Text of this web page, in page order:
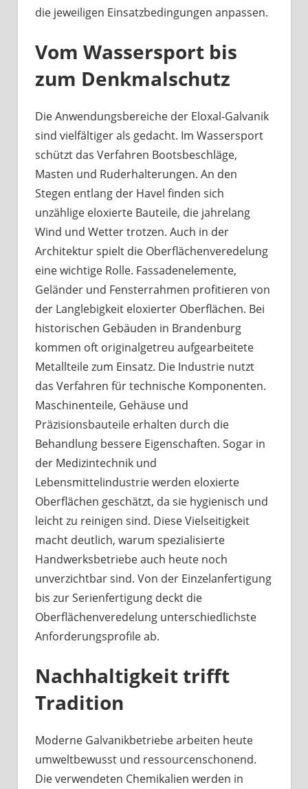
die jeweiligen Einsatzbedingungen anpassen.
Vom Wassersport bis
zum Denkmalschutz
Die Anwendungsbereiche der Eloxal-Galvanik
sind vielfältiger als gedacht. Im Wassersport
schützt das Verfahren Bootsbeschläge,
Masten und Ruderhalterungen. An den
Stegen entlang der Havel finden sich
unzählige eloxierte Bauteile, die jahrelang
Wind und Wetter trotzen. Auch in der
Architektur spielt die Oberflächenveredelung
eine wichtige Rolle. Fassadenelemente,
Geländer und Fensterrahmen profitieren von
der Langlebigkeit eloxierter Oberflächen. Bei
historischen Gebäuden in Brandenburg
kommen oft originalgetreu aufgearbeitete
Metallteile zum Einsatz. Die Industrie nutzt
das Verfahren für technische Komponenten.
Maschinenteile, Gehäuse und
Präzisionsbauteile erhalten durch die
Behandlung bessere Eigenschaften. Sogar in
der Medizintechnik und
Lebensmittelindustrie werden eloxierte
Oberflächen geschätzt, da sie hygienisch und
leicht zu reinigen sind. Diese Vielseitigkeit
macht deutlich, warum spezialisierte
Handwerksbetriebe auch heute noch
unverzichtbar sind. Von der Einzelanfertigung
bis zur Serienfertigung deckt die
Oberflächenveredelung unterschiedlichste
Anforderungsprofile ab.
Nachhaltigkeit trifft
Tradition
Moderne Galvanikbetriebe arbeiten heute
umweltbewusst und ressourcenschonend.
Die verwendeten Chemikalien werden in